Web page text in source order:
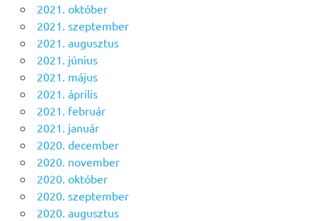
2021. október
2021. szeptember
2021. augusztus
2021. június
2021. május
2021. április
2021. február
2021. január
2020. december
2020. november
2020. október
2020. szeptember
2020. augusztus